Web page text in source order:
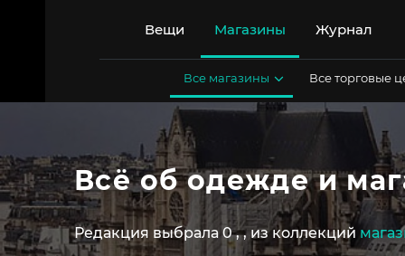
Вещи Магазины Журнал
Все магазины Все торговые
Всё об одежде и
Редакция выбрала 0,, из коллекций